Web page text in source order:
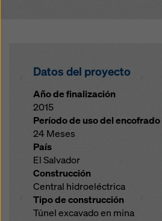
Datos del proyecto
Año de finalización
2015
Período de uso del encofrado
24 Meses
País
El Salvador
Construcción
Central hidroeléctrica
Tipo de construcción
Túnel excavado en mina